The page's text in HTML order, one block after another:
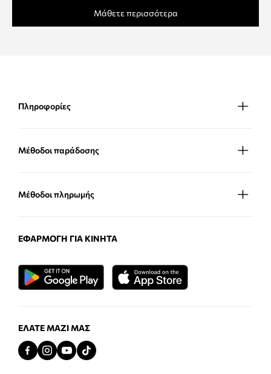
Μάθετε περισσότερα
Πληροφορίες
Μέθοδοι παράδοσης
Μέθοδοι πληρωμής
ΕΦΑΡΜΟΓΉ ΓΙΑ ΚΙΝΗΤΆ
ΕΛΆΤΕ ΜΑΖΊ ΜΑΣ